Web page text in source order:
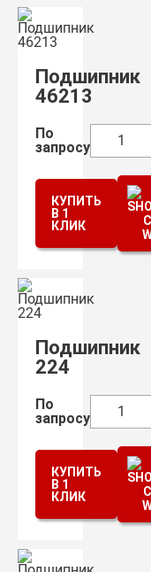
Подшипник
46213
По
запросу
1
КУПИТЬ
В 1
КЛИК
Подшипник
224
По
запросу
1
КУПИТЬ
В 1
КЛИК